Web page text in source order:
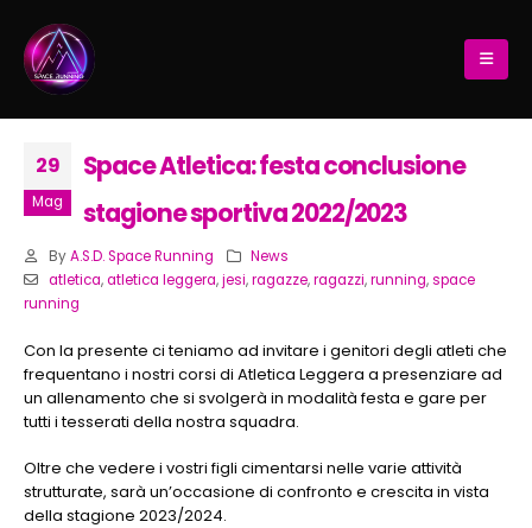
29
Mag
Space Atletica: festa conclusione
stagione sportiva 2022/2023
By A.S.D. Space Running
News
atletica,atletica leggera,jesi,ragazze,ragazzi,running,space
running
Con la presente ci teniamo ad invitare i genitori degli atleti che
frequentano i nostri corsi di Atletica Leggera a presenziare ad
un allenamento che si svolgerà in modalità festa e gare per
tutti i tesserati della nostra squadra.
Oltre che vedere i vostri figli cimentarsi nelle varie attività
strutturate, sarà un’occasione di confronto e crescita in vista
della stagione 2023/2024.